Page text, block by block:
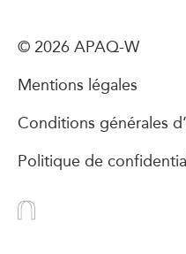
© 2026 APAQ-W
Mentions légales
Conditions générales
Politique de